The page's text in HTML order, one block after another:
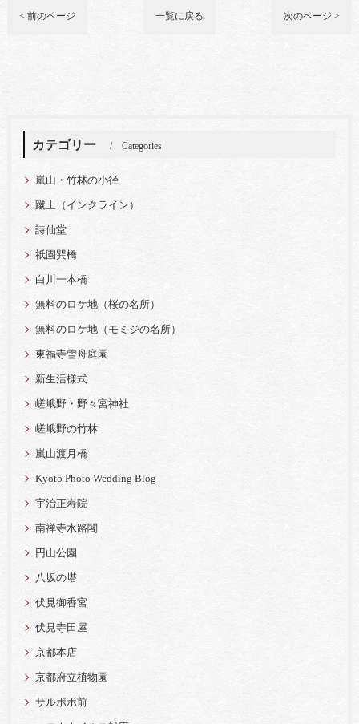
< 前のページ 一覧に戻る 次のページ >
カテゴリー Categories
嵐山・竹林の小径
蹴上（インクライン）
詩仙堂
祇園巽橋
白川一本橋
無料のロケ地（桜の名所）
無料のロケ地（モミジの名所）
東福寺雪舟庭園
新生活様式
嵯峨野・野々宮神社
嵯峨野の竹林
嵐山渡月橋
Kyoto Photo Wedding Blog
宇治正寿院
南禅寺水路閣
円山公園
八坂の塔
伏見御香宮
伏見寺田屋
京都本店
京都府立植物園
サルボボ前